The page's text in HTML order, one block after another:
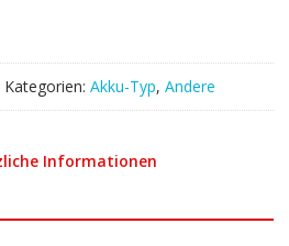
Kategorien: Akku-Typ, Andere
Informationen